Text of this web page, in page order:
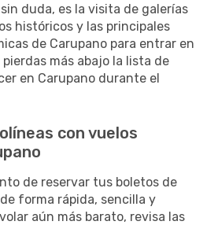
duda, es la visita de galerías
históricos y las principales
de Carupano para entrar en
más abajo la lista de
en Carupano durante el
con vuelos
de reservar tus boletos de
forma rápida, sencilla y
aún más barato, revisa las